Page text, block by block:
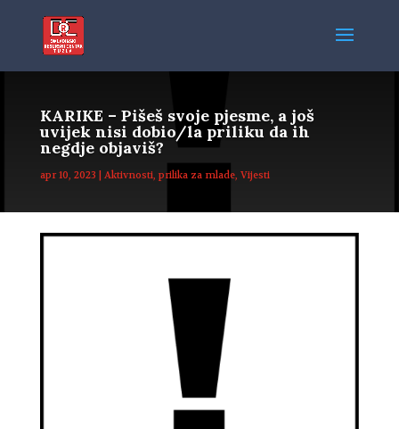
KARIKE – Pišeš svoje pjesme, a još
uvijek nisi dobio/la priliku da ih
negdje objaviš?
apr 10, 2023 Aktivnosti, prilika za mlade, Vijesti